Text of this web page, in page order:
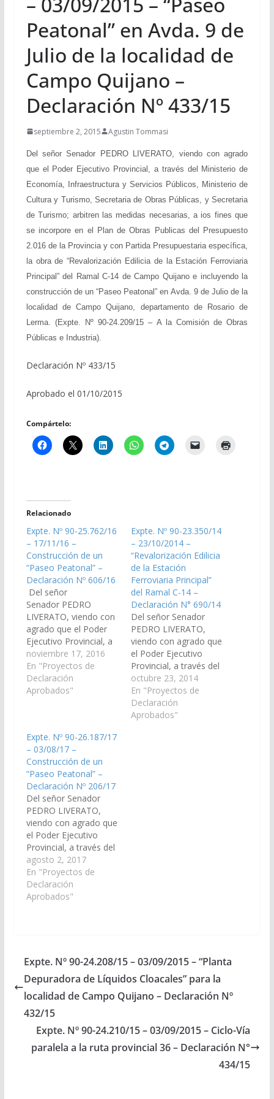
Peatonal” en Avda. 9 de
Julio de la localidad de
Campo Quijano –
Declaración Nº 433/15
septiembre 2, 2015 Agustin Tommasi
Del señor Senador PEDRO LIVERATO, viendo con agrado
que el Poder Ejecutivo Provincial, a través del Ministerio de
Economía, Infraestructura y Servicios Públicos, Ministerio de
Cultura y Turismo, Secretaria de Obras Públicas, y Secretaria
de Turismo; arbitren las medidas necesarias, a ios fines que
se incorpore en el Plan de Obras Publicas del Presupuesto
2.016 de la Provincia y con Partida Presupuestaria específica,
la obra de “Revalorización Edilicia de la Estación Ferroviaria
Principal” del Ramal C-14 de Campo Quijano e incluyendo la
construcción de un “Paseo Peatonal” en Avda. 9 de Julio de la
localidad de Campo Quijano, departamento de Rosario de
Lerma. (Expte. Nº 90-24.209/15 – A la Comisión de Obras
Públicas e Industria).
Declaración Nº 433/15
Aprobado el 01/10/2015
Compártelo:
Relacionado
Expte. Nº 90-25.762/16
– 17/11/16 –
Construcción de un
“Paseo Peatonal” –
Declaración Nº 606/16
Del señor
Senador PEDRO
LIVERATO, viendo con
agrado que el Poder
Ejecutivo Provincial, a
través del Ministerio de
Hacienda y Finanzas;
Ministerio de
Infraestructura, Tierra
medidas necesarias a
los fines que se
incorpore en el
Presupuesto 2.017 de
la Provincia; la obra…
noviembre 17, 2016
En "Proyectos de
Declaración
Aprobados"
Expte. Nº 90-23.350/14
– 23/10/2014 –
“Revalorización Edilicia
de la Estación
Ferroviaria Principal”
del Ramal C-14 –
Declaración N° 690/14
Del señor Senador
PEDRO LIVERATO,
viendo con agrado que
el Poder Ejecutivo
Provincial, a través del
Ministerio de
Economía,
Infraestructura y
Servicios Públicos,
octubre 23, 2014
En "Proyectos de
Declaración
Aprobados"
Expte. Nº 90-26.187/17
– 03/08/17 –
Construcción de un
“Paseo Peatonal” –
Declaración Nº 206/17
Del señor Senador
PEDRO LIVERATO,
viendo con agrado que
el Poder Ejecutivo
Provincial, a través del
Ministerio de Hacienda
y Finanzas; Ministerio
de Infraestructura,
Tierra y Viviendas; y
ejecute la obra de
construcción de un
“Paseo Peatonal”…
agosto 2, 2017
En "Proyectos de
Declaración
Aprobados"
Expte. Nº 90-24.208/15 – 03/09/2015 – “Planta
Depuradora de Líquidos Cloacales” para la
localidad de Campo Quijano – Declaración Nº
432/15
Expte. Nº 90-24.210/15 – 03/09/2015 – Ciclo-Vía
paralela a la ruta provincial 36 – Declaración N°
434/15